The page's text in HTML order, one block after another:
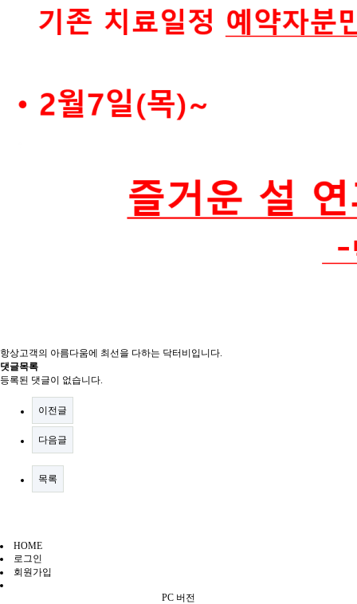
항상고객의 아름다움에 최선을 다하는 닥터비입니다.
댓글목록
등록된 댓글이 없습니다.
이전글
다음글
목록
HOME
로그인
회원가입
PC 버전